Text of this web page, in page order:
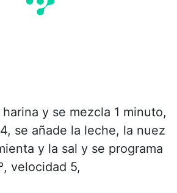
y se mezcla 1 minuto,
se añade la leche, la nuez
y la sal y se programa
velocidad 5,